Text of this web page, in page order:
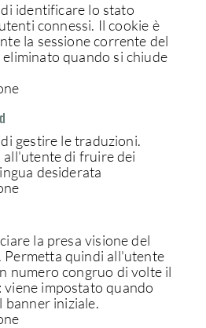
identificare lo stato
connessi. Il cookie è
la sessione corrente del
quando si chiude
gestire le traduzioni.
all'utente di fruire dei
desiderata
la presa visione del
Permetta quindi all'utente
numero congruo di volte il
viene impostato quando
banner iniziale.